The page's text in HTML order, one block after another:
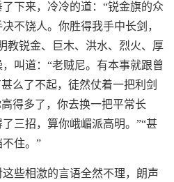
下来，冷冷的道：“锐金旗的众
不饶人。你胜得我手中长剑，
教锐金、巨木、洪水、烈火、厚
叫道：“老贼尼。有本事就跟曾
么了不起，徒然仗着一把利剑
得多了，你去换一把平常长
三招，算你峨嵋派高明。”“甚
住。”
些相激的言语全然不理，朗声